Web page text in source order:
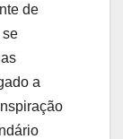
de
se
a